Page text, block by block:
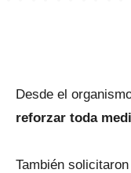
Desde el
reforzar toda
También